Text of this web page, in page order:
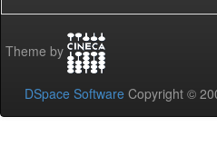
Theme by
DSpace Software Copyright ©